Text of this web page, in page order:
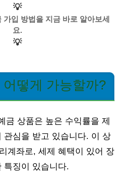
💡
입 방법을 지금 바로 알아보세
요.
💡
떻게 가능할까?
금 상품은 높은 수익률을 제
관심을 받고 있습니다. 이 상
계좌로, 세제 혜택이 있어 장
특징이 있습니다.